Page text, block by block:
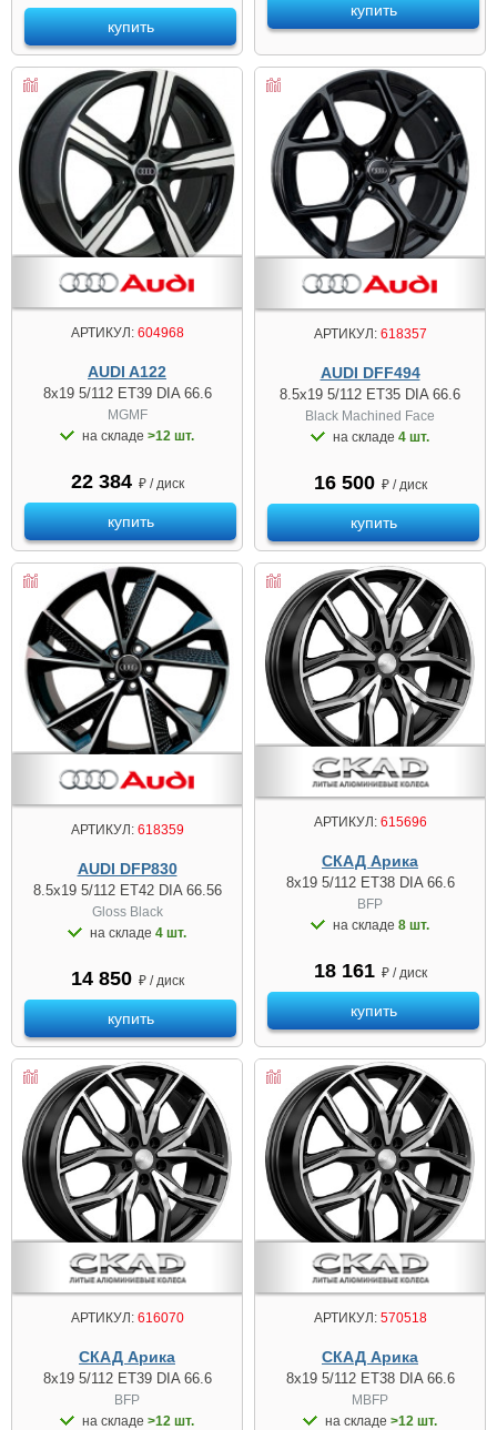
купить
купить
АРТИКУЛ:604968
AUDI A122
8x19 5/112 ET39 DIA 66.6
MGMF
на складе >12 шт.
22 384 ₽ / диск
купить
АРТИКУЛ:618357
AUDI DFF494
8.5x19 5/112 ET35 DIA 66.6
Black Machined Face
на складе 4 шт.
16 500 ₽ / диск
купить
АРТИКУЛ:618359
AUDI DFP830
8.5x19 5/112 ET42 DIA 66.56
Gloss Black
на складе 4 шт.
14 850 ₽ / диск
купить
АРТИКУЛ:615696
СКАД Арика
8x19 5/112 ET38 DIA 66.6
BFP
на складе 8 шт.
18 161 ₽ / диск
купить
АРТИКУЛ:616070
СКАД Арика
8x19 5/112 ET39 DIA 66.6
BFP
на складе >12 шт.
АРТИКУЛ:570518
СКАД Арика
8x19 5/112 ET38 DIA 66.6
MBFP
на складе >12 шт.